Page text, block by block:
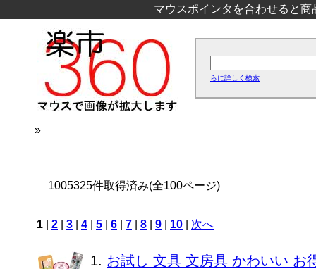
マウスポインタを合わせると
らに詳しく検索
»
1005325件取得済み(全100ページ)
1 2 3 4 5 6 7 8 9 10 次へ
1. お試し 文具 文房具 かわいい お